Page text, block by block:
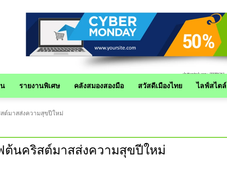
รายงานพิเศษ คลังสมองสองมือ สวัสดีเมืองไทย ไลฟ์สไตล์
ต์มาสส่งความสุขปีใหม่
นคริสต์มาสส่งความสุขปีใหม่